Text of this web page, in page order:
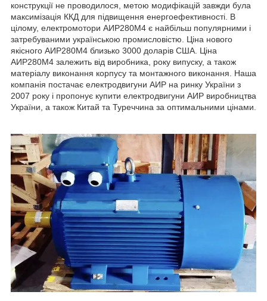
конструкції не проводилося, метою модифікацій завжди була
максимізація ККД для підвищення енергоефективності. В
цілому, електромотори АИР280М4 є найбільш популярними і
затребуваними українською промисловістю. Ціна нового
якісного АИР280М4 близько 3000 доларів США. Ціна
АИР280М4 залежить від виробника, року випуску, а також
матеріалу виконання корпусу та монтажного виконання. Наша
компанія постачає електродвигуни АИР на ринку України з
2007 року і пропонує купити електродвигуни АИР виробництва
України, а також Китай та Туреччина за оптимальними цінами.